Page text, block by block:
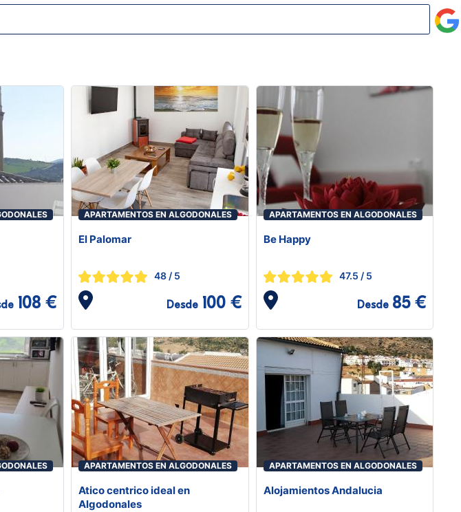
108 €
APARTAMENTOS EN ALGODONALES
El Palomar
48 / 5
Desde 100 €
APARTAMENTOS EN ALGODONALES
Be Happy
47.5 / 5
Desde 85 €
APARTAMENTOS EN ALGODONALES
Atico centrico ideal en
Algodonales
APARTAMENTOS EN ALGODONALES
Alojamientos Andalucia